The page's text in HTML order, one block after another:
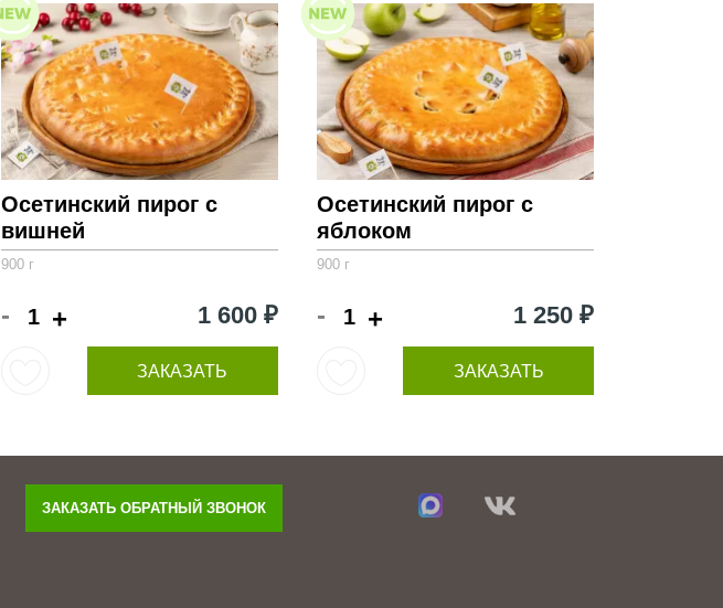
Осетинский пирог с
вишней
900 г
- + 1 600 ₽
ЗАКАЗАТЬ
Осетинский пирог с
яблоком
900 г
- + 1 250 ₽
ЗАКАЗАТЬ
ЗАКАЗАТЬ ОБРАТНЫЙ ЗВОНОК